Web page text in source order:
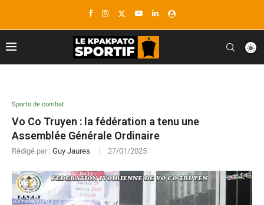
Sports de combat
Vo Co Truyen : la fédération a tenu une
Assemblée Générale Ordinaire
Rédigé par : Guy Jaures 27/01/2025